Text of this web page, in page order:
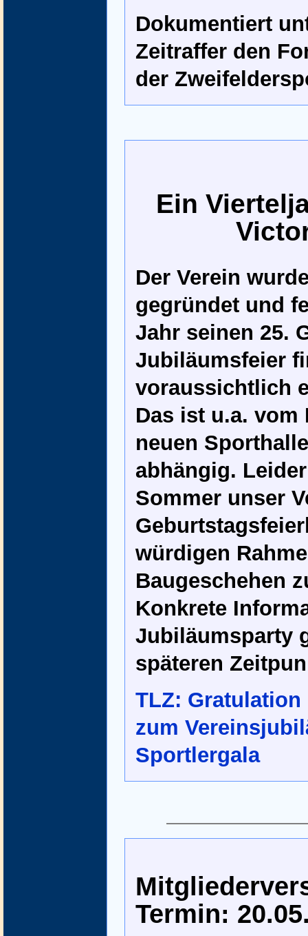
Dokumentiert
Zeitraffer den
der
Ein
Der Verein
gegründet und
Jahr seinen 25.
Jubiläumsfeier
voraussichtlich
Das ist u.a.
neuen
abhängig.
Sommer unser
würdigen
Baugeschehen
Konkrete
Jubiläumsparty
späteren
TLZ:
zum
Sportlergala
Termin: